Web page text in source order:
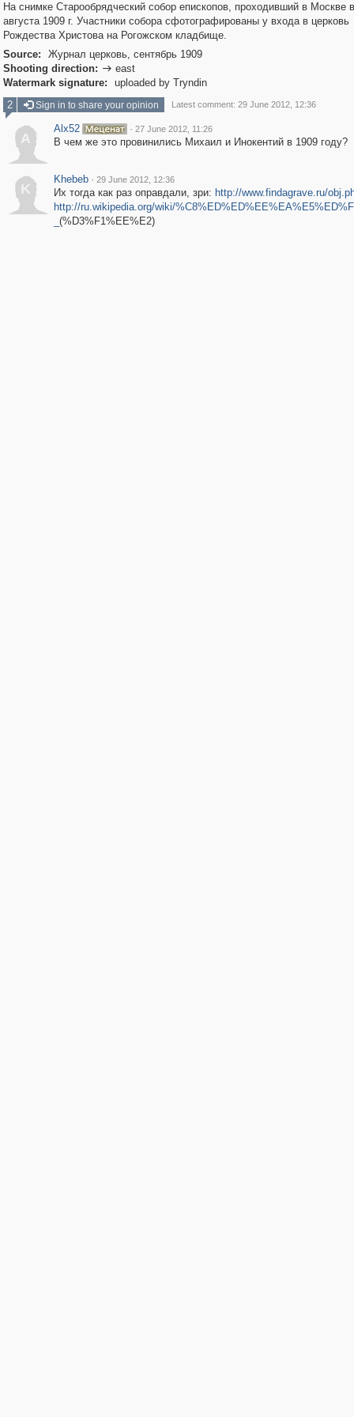
На снимке Старообрядческий собор епископов, проходивший в Москве
августа 1909 г. Участники собора сфотографированы у входа в церковь
Рождества Христова на Рогожском кладбище.
Source:
Журнал церковь, сентябрь 1909
Shooting direction:  east
Watermark signature:
uploaded by Tryndin
2
Sign in to share your opinion Latest comment: 29 June 2012, 12:36
A
Alx52 · 27 June 2012, 11:26
В чем же это провинились Михаил и Инокентий в 1909 году?
K
Khebeb · 29 June 2012, 12:36
Их тогда как раз оправдали, зри: http://www.findagrave.ru/
http://ru.wikipedia.org/wiki/
(%D3%F1%EE%E2)